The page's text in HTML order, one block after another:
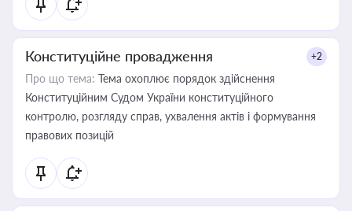
Конституційне провадження +2
Про що тема: Тема охоплює порядок здійснення
Конституційним Судом України конституційного
контролю, розгляду справ, ухвалення актів і формування
правових позицій